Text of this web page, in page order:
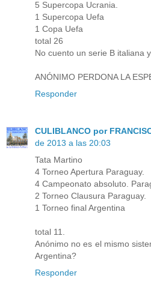
5 Supercopa Ucrania.
1 Supercopa Uefa
1 Copa Uefa
total 26
No cuento un serie B italiana
ANÓNIMO PERDONA LA
Responder
CULIBLANCO por
de 2013 a las 20:03
Tata Martino
4 Torneo Apertura Paraguay.
4 Campeonato absoluto.
2 Torneo Clausura Paraguay.
1 Torneo final Argentina
total 11.
Anónimo no es el mismo
Argentina?
Responder